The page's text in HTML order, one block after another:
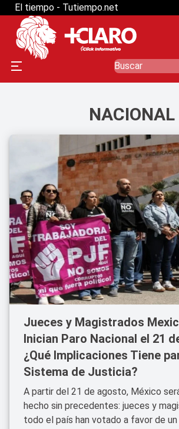
El tiempo - Tutiempo.net
NACIONAL
Jueces y Magistrados
Inician Paro Nacional el 21
¿Qué Implicaciones Tiene
Sistema de Justicia?
A partir del 21 de agosto, México
hecho sin precedentes: jueces y
todo el país han votado a favor de un